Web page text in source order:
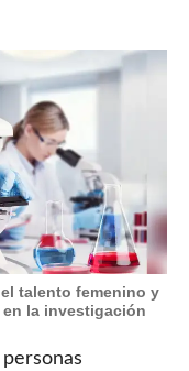
talento femenino y
la investigación